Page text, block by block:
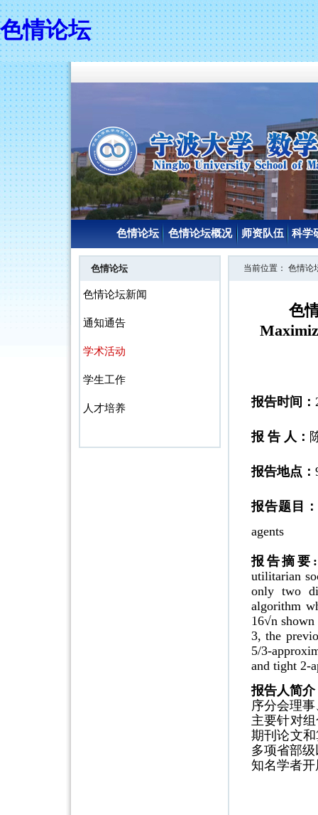
色情论坛
色情论坛 色情论坛概况 师资队伍 科学
色情论坛
色情论坛新闻
通知通告
学术活动
学生工作
人才培养
当前位置： 色情论
色
报告时间：
报 告 人：
报告地点：
报告题目
agents
报告摘
utilitarian
only two
algorithm
16√n
3, the
5/3-
and tight 2-
报告人简介
序分会理
主要针对
期刊论文
多项省部
知名学者